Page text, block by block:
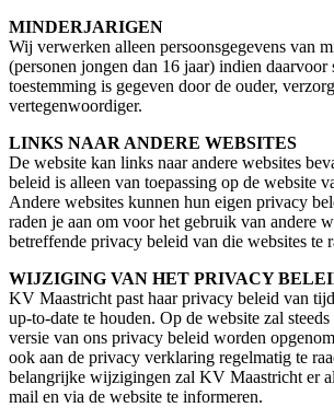
MINDERJARIGEN
Wij verwerken alleen persoonsgegevens van
(personen jongen dan 16 jaar) indien
toestemming is gegeven door de ouder,
vertegenwoordiger.
LINKS NAAR ANDERE WEBSITES
De website kan links naar andere websites
beleid is alleen van toepassing op de website
Andere websites kunnen hun eigen privacy
raden je aan om voor het gebruik van andere
betreffende privacy beleid van die websites te
WIJZIGING VAN HET PRIVACY
KV Maastricht past haar privacy beleid van
up-to-date te houden. Op de website zal steeds
versie van ons privacy beleid worden
ook aan de privacy verklaring regelmatig te
belangrijke wijzigingen zal KV Maastricht er
mail en via de website te informeren.